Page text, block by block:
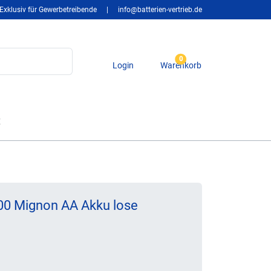
Exklusiv für Gewerbetreibende info@batterien-vertrieb.de
Login
0
Warenkorb
Mignon AA Akku lose